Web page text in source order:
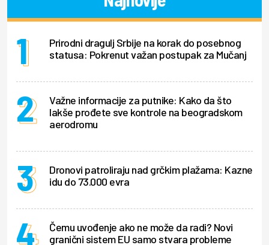
Prirodni dragulj Srbije na korak do posebnog
statusa: Pokrenut važan postupak za Mučanj
Važne informacije za putnike: Kako da što
lakše prođete sve kontrole na beogradskom
aerodromu
Dronovi patroliraju nad grčkim plažama: Kazne
idu do 73.000 evra
Čemu uvođenje ako ne može da radi? Novi
granični sistem EU samo stvara probleme